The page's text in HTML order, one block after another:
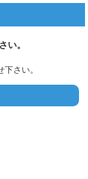
い。
さい。